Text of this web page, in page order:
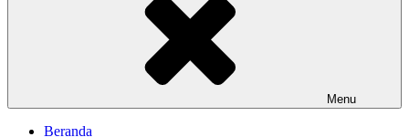
Menu
Beranda